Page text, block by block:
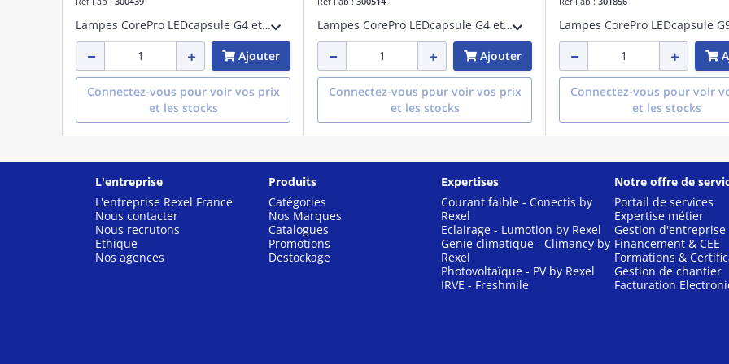
Lampes CorePro LEDcapsule G4 et GY6.35 - LED-lamp/Multi-LED - Consommation électrique: 1 W - Classe d'efficacité énergétique: F
Ajouter
Connectez-vous pour voir vos prix
et les stocks
Lampes CorePro LEDcapsule G4 et GY6.35 - LED-lamp/Multi-LED - Consommation électrique: 2.4 W - Classe d'efficacité énergétique: E - Température de
Ajouter
Connectez-vous pour voir vos prix
et les stocks
Connectez-vous pour voir
et les stocks
L'entreprise
L'entreprise Rexel France
Nous contacter
Nous recrutons
Ethique
Nos agences
Produits
Catégories
Nos Marques
Catalogues
Promotions
Destockage
Expertises
Courant faible - Conectis by
Rexel
Eclairage - Lumotion by Rexel
Genie climatique - Climancy by
Rexel
Photovoltaïque - PV by Rexel
IRVE - Freshmile
Notre offre de
Portail de services
Expertise métier
Gestion d'entreprise
Financement & CEE
Formations &
Gestion de chantier
Facturation